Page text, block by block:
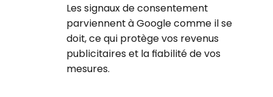
Les signaux de consentement
parviennent à Google comme il se
doit, ce qui protège vos revenus
publicitaires et la fiabilité de vos
mesures.